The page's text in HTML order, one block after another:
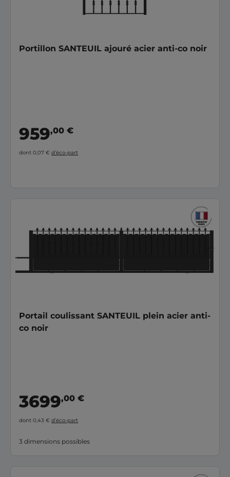
Portillon SANTEUIL ajouré acier anti-co noir
959,00 €
dont 0,07 € d’éco-part
Portail coulissant SANTEUIL plein acier anti-
co noir
3699,00 €
dont 0,43 € d’éco-part
3 dimensions possibles